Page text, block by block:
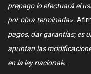
prepago lo efectuará el
por obra terminada».
pagos, dar garantías; es
apuntan las
en la ley nacional«.